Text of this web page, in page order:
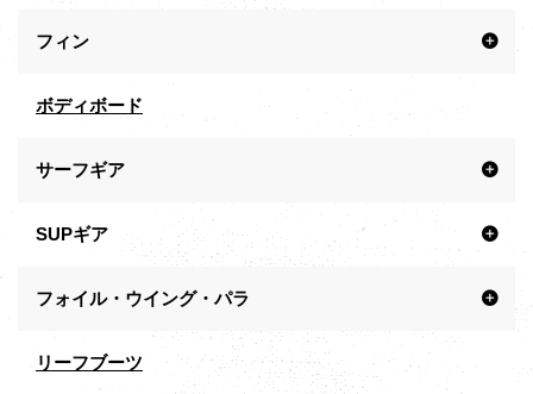
フィン
ボディボード
サーフギア
SUPギア
フォイル・ウイング・パラ
リーフブーツ